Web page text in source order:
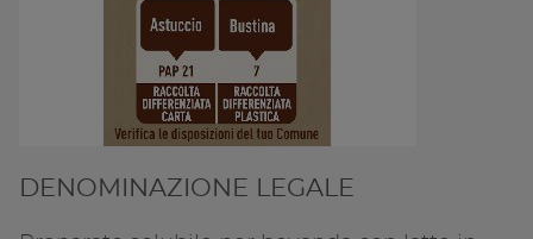
DENOMINAZIONE LEGALE